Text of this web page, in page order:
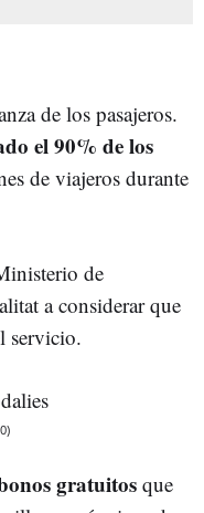
de los pasajeros.
el 90% de los
de viajeros durante
de
a considerar que
servicio.
gratuitosque